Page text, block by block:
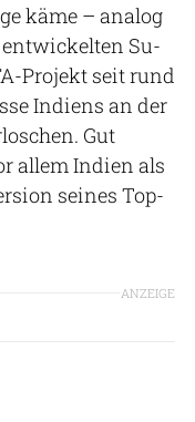
käme – analog
Su-
Projekt seit rund
Indiens an der
Gut
allem Indien als
seines Top-
ANZEIGE